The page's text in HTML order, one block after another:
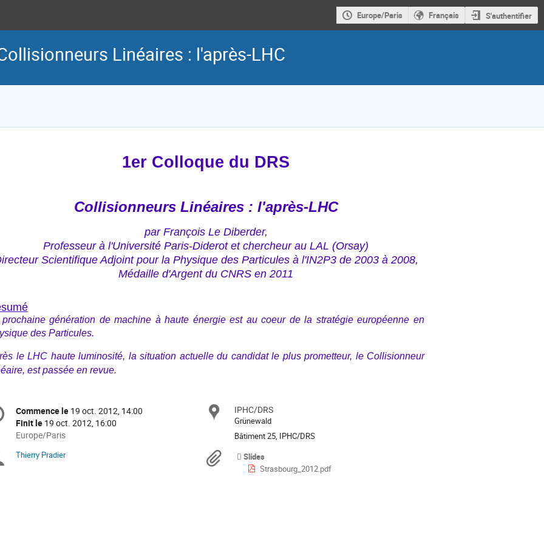
Europe/Paris Français S'authentifier
Linéaires : l'après-LHC
1er Colloque du DRS
Collisionneurs Linéaires : l'après-LHC
par François Le Diberder,
Professeur à l'Université Paris-Diderot et chercheur au LAL (Orsay)
Scientifique Adjoint pour la Physique des Particules à l'IN2P3 de 2003 à 2008,
Médaille d'Argent du CNRS en 2011
génération de machine à haute énergie est au coeur de la stratégie européenne en
des Particules.
le LHC haute luminosité, la situation actuelle du candidat le plus prometteur, le Collisionneur
est passée en revue.
Date/Heure
Commence le 19 oct. 2012, 14:00
Finit le 19 oct. 2012, 16:00
Toutes
horaires
Europe/Paris
Site
IPHC/DRS
Grünewald
Bâtiment 25, IPHC/DRS
Présidents
Thierry Pradier Documents
Slides
Strasbourg_2012.pdf